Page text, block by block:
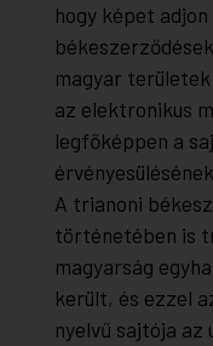
hogy képet
magyar
az elektronikus
legfőképpen a
A trianoni
történetében is
magyarság
került, és ezzel
nyelvű sajtója